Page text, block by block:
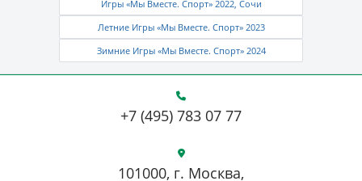
Игры «Мы Вместе. Спорт» 2022, Сочи
Летние Игры «Мы Вместе. Спорт» 2023
Зимние Игры «Мы Вместе. Спорт» 2024
+7 (495) 783 07 77
101000, г. Москва,